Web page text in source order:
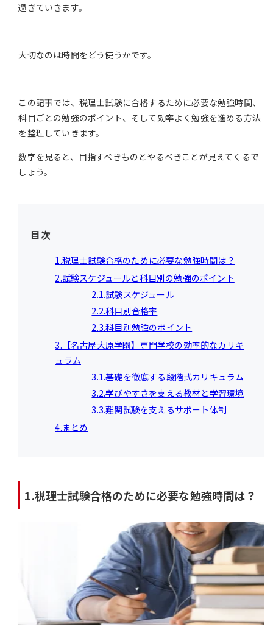
過ぎていきます。
大切なのは時間をどう使うかです。
この記事では、税理士試験に合格するために必要な勉強時間、
科目ごとの勉強のポイント、そして効率よく勉強を進める方法
を整理していきます。
数字を見ると、目指すべきものとやるべきことが見えてくるで
しょう。
目次
1.税理士試験合格のために必要な勉強時間は？
2.試験スケジュールと科目別の勉強のポイント
2.1.試験スケジュール
2.2.科目別合格率
2.3.科目別勉強のポイント
3.【名古屋大原学園】専門学校の効率的なカリキ
ュラム
3.1.基礎を徹底する段階式カリキュラム
3.2.学びやすさを支える教材と学習環境
3.3.難関試験を支えるサポート体制
4.まとめ
1.税理士試験合格のために必要な勉強時間は？